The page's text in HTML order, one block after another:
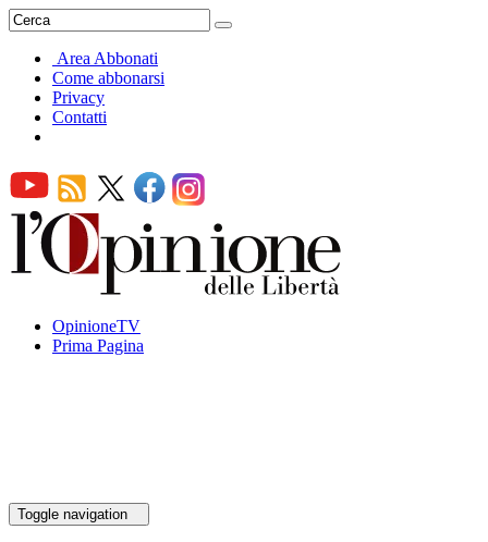
Area Abbonati
Come abbonarsi
Privacy
Contatti
OpinioneTV
Prima Pagina
Toggle navigation